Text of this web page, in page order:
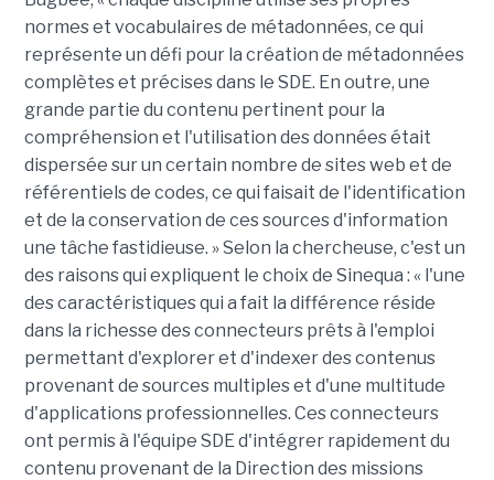
normes et vocabulaires de métadonnées, ce qui
représente un défi pour la création de métadonnées
complètes et précises dans le SDE. En outre, une
grande partie du contenu pertinent pour la
compréhension et l'utilisation des données était
dispersée sur un certain nombre de sites web et de
référentiels de codes, ce qui faisait de l'identification
et de la conservation de ces sources d'information
une tâche fastidieuse. » Selon la chercheuse, c'est un
des raisons qui expliquent le choix de Sinequa : « l'une
des caractéristiques qui a fait la différence réside
dans la richesse des connecteurs prêts à l'emploi
permettant d'explorer et d'indexer des contenus
provenant de sources multiples et d'une multitude
d'applications professionnelles. Ces connecteurs
ont permis à l'équipe SDE d'intégrer rapidement du
contenu provenant de la Direction des missions